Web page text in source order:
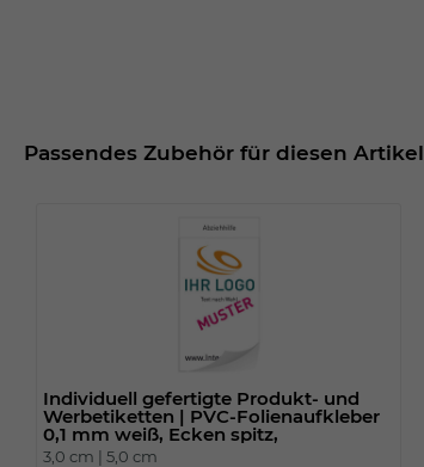
Passendes Zubehör für diesen Artikel
Individuell gefertigte Produkt- und
Werbetiketten | PVC-Folienaufkleber
0,1 mm weiß, Ecken spitz,
3,0 cm |5,0 cm